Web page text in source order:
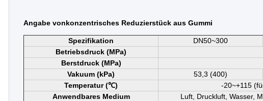
Angabe vonkonzentrisches Reduzierstück aus Gummi
Spezifikation DN50~300
Betriebsdruck (MPa)
Berstdruck (MPa)
Vakuum (kPa)
53,3 (400)
Temperatur (℃)
-20~+115
Anwendbares Medium
Luft, Druckluft, Wasser,